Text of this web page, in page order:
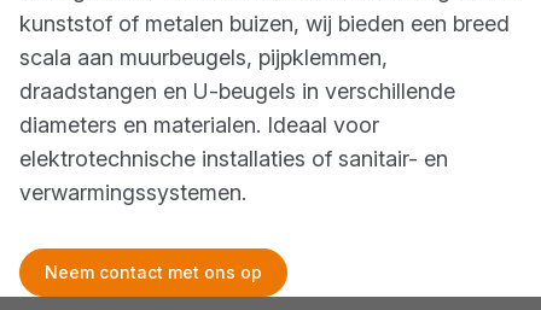
kunststof of metalen buizen, wij bieden een breed
scala aan muurbeugels, pijpklemmen,
draadstangen en U-beugels in verschillende
diameters en materialen. Ideaal voor
elektrotechnische installaties of sanitair- en
verwarmingssystemen.
Neem contact met ons op